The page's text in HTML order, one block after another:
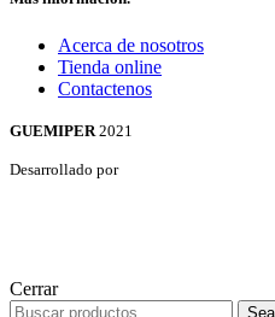
Acerca de nosotros
Tienda online
Contactenos
GUEMIPER 2021
Desarrollado por
Cerrar